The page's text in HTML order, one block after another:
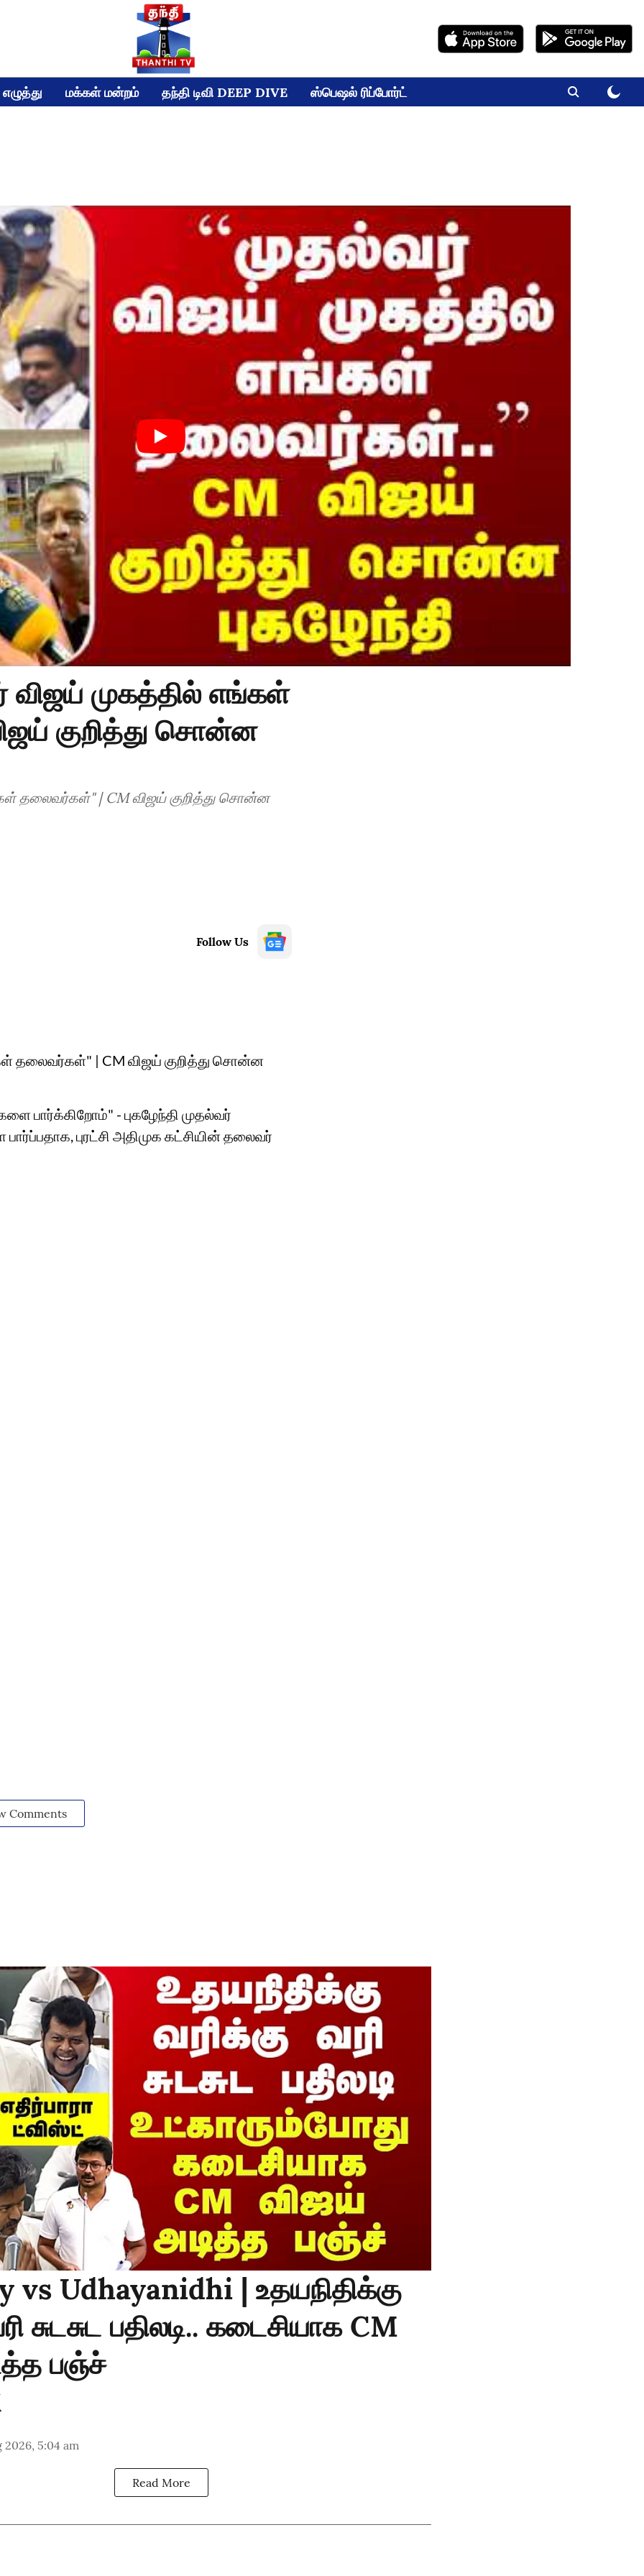
மக்கள் மன்றம் தந்தி டிவி DEEP DIVE ஸ்பெஷல் ரிப்போர்ட்
விஜய் முகத்தில் எங்கள்
குறித்து சொன்ன
தலைவர்கள்" | CM விஜய் குறித்து சொன்ன
Follow Us
தலைவர்கள்" | CM விஜய் குறித்து சொன்ன
பார்க்கிறோம்" - புகழேந்தி முதல்வர்
புரட்சி அதிமுக கட்சியின் தலைவர்
Comments
vs Udhayanidhi | உதயநிதிக்கு
சுடசுட பதிலடி.. கடைசியாக CM
பஞ்ச்
2026, 5:04 am
Read More